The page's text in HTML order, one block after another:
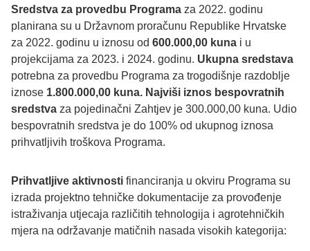
Sredstva za provedbu Programa za 2022. godinu
planirana su u Državnom proračunu Republike Hrvatske
za 2022. godinu u iznosu od 600.000,00 kuna i u
projekcijama za 2023. i 2024. godinu. Ukupna sredstava
potrebna za provedbu Programa za trogodišnje razdoblje
iznose 1.800.000,00 kuna. Najviši iznos bespovratnih
sredstva za pojedinačni Zahtjev je 300.000,00 kuna. Udio
bespovratnih sredstva je do 100% od ukupnog iznosa
prihvatljivih troškova Programa.
Prihvatljive aktivnosti financiranja u okviru Programa su
izrada projektno tehničke dokumentacije za provođenje
istraživanja utjecaja različitih tehnologija i agrotehničkih
mjera na održavanje matičnih nasada visokih kategorija: